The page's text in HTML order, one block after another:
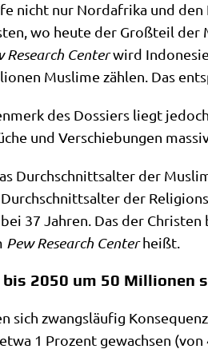
nicht nur Nord­afri­ka und den
wo heu­te der Groß­teil der
Rese­arch Cen­terwird
Mus­li­me zäh­len. Das
des Dos­siers liegt
und Ver­schie­bun­gen
Durch­schnitts­al­ter der
Durch­schnitts­al­ter der
37 Jah­ren. Das der
Pew Rese­arch Cen­terheißt.
2050 um 50 Millionen
sich zwangs­läu­fig
1 Pro­zent gewach­sen